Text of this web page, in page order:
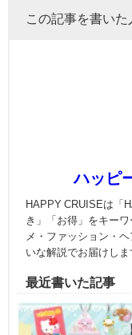
この記事を書いた
ハッピ
HAPPY CRUISEは「
き」「お得」をキー
メ・ファッション・
いな解説でお届けしま
最近書いた記事